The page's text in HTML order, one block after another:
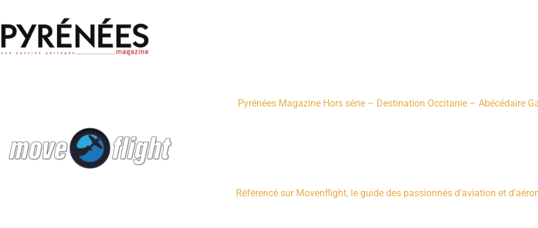
Pyrénées Magazine Hors série – Destination Occitanie – Abécédaire
Référencé sur Movenflight, le guide des passionnés d’aviation et